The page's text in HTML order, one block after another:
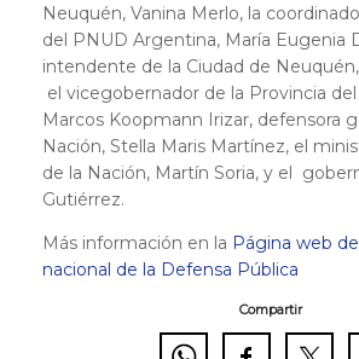
Neuquén, Vanina Merlo, la
del PNUD Argentina, María Eugenia
intendente de la Ciudad de
el vicegobernador de la Provincia
Marcos Koopmann Irizar, defensora
Nación, Stella Maris Martínez, el
de la Nación, Martín Soria, y el
Gutiérrez.
Más información en la Página web
nacional de la Defensa Pública
Compartir